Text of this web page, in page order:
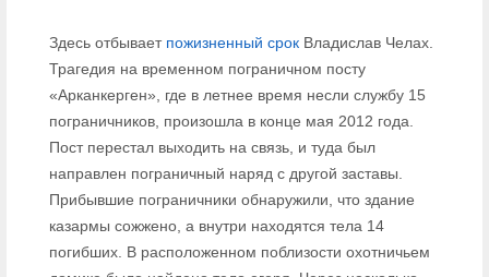
Здесь отбывает пожизненный срокВладислав Челах.
Трагедия на временном пограничном посту
«Арканкерген», где в летнее время несли службу 15
пограничников, произошла в конце мая 2012 года.
Пост перестал выходить на связь, и туда был
направлен пограничный наряд с другой заставы.
Прибывшие пограничники обнаружили, что здание
казармы сожжено, а внутри находятся тела 14
погибших. В расположенном поблизости охотничьем